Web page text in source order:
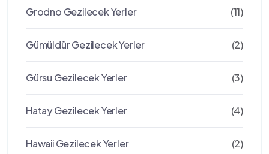
Grodno Gezilecek Yerler (11)
Gümüldür Gezilecek Yerler (2)
Gürsu Gezilecek Yerler (3)
Hatay Gezilecek Yerler (4)
Hawaii Gezilecek Yerler (2)